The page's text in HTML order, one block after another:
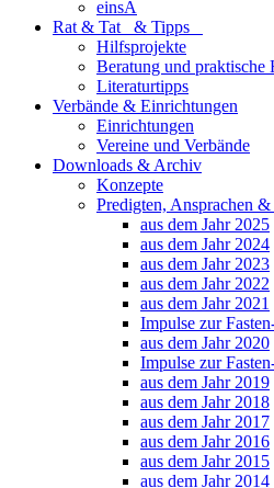
einsA
Rat & Tat & Tipps
Hilfsprojekte
Beratung und praktische
Literaturtipps
Verbände & Einrichtungen
Einrichtungen
Vereine und Verbände
Downloads & Archiv
Konzepte
Predigten, Ansprachen
aus dem Jahr 2025
aus dem Jahr 2024
aus dem Jahr 2023
aus dem Jahr 2022
aus dem Jahr 2021
Impulse zur
aus dem Jahr 2020
Impulse zur
aus dem Jahr 2019
aus dem Jahr 2018
aus dem Jahr 2017
aus dem Jahr 2016
aus dem Jahr 2015
aus dem Jahr 2014